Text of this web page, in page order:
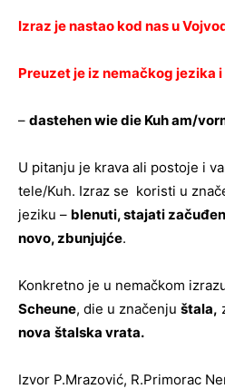
Izraz je nastao kod nas u
Preuzet je iz nemačkog jezika
– dastehen wie die Kuh am/
U pitanju je krava ali postoje i
tele/Kuh. Izraz se koristi u
jeziku – blenuti, stajati
novo, zbunjujće.
Konkretno je u nemačkom
Scheune, die u značenju štala,
nova štalska vrata.
Izvor P.Mrazović, R.Primorac